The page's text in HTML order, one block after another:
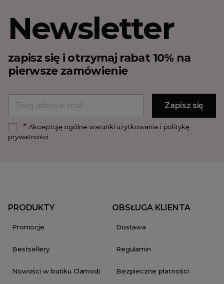
Newsletter
zapisz się i otrzymaj rabat 10% na
pierwsze zamówienie
*Akceptuję ogólne warunki użytkowania i politykę
prywatności
PRODUKTY
Promocje
Bestsellery
Nowości w butiku Clamodi
OBSŁUGA KLIENTA
Dostawa
Regulamin
Bezpieczne płatności